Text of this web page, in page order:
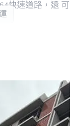
快速道路，還 可